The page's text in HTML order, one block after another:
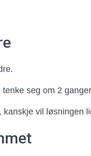
seg om 2
vil løsningen